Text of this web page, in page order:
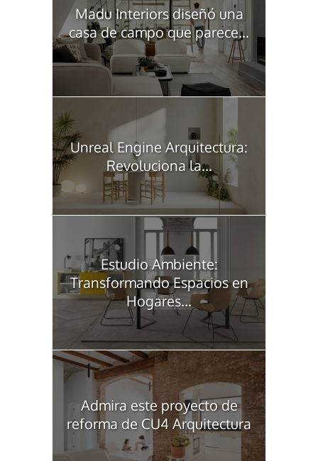
Madu Interiors diseñó una
casa de campo que parece...
Unreal Engine Arquitectura:
Revoluciona la...
Estudio Ambiente:
Transformando Espacios en
Hogares...
Admira este proyecto de
reforma de CU4 Arquitectura